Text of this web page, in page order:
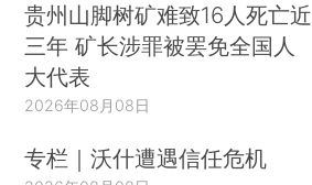
贵州山脚树矿难致16人死亡近
三年 矿长涉罪被罢免全国人
大代表
2026年08月08日
专栏｜沃什遭遇信任危机